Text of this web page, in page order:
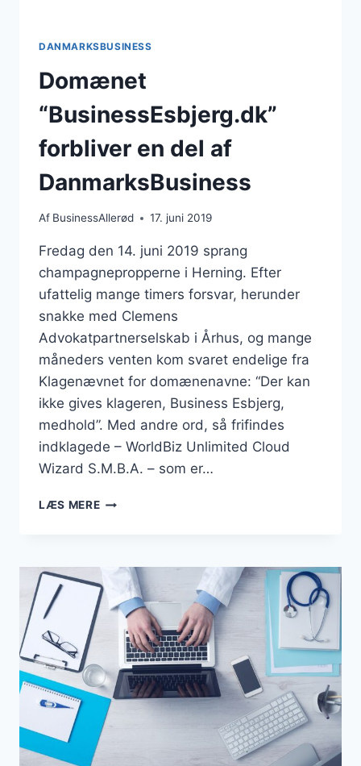
DANMARKSBUSINESS
Domænet
“BusinessEsbjerg.dk”
forbliver en del af
DanmarksBusiness
Af BusinessAllerød 17. juni 2019
Fredag den 14. juni 2019 sprang
champagnepropperne i Herning. Efter
ufattelig mange timers forsvar, herunder
snakke med Clemens
Advokatpartnerselskab i Århus, og mange
måneders venten kom svaret endelige fra
Klagenævnet for domænenavne: “Der kan
ikke gives klageren, Business Esbjerg,
medhold”. Med andre ord, så frifindes
indklagede – WorldBiz Unlimited Cloud
Wizard S.M.B.A. – som er…
LÆS MEREDOMÆNET
DEL
AF
DANMARKSBUSINESS